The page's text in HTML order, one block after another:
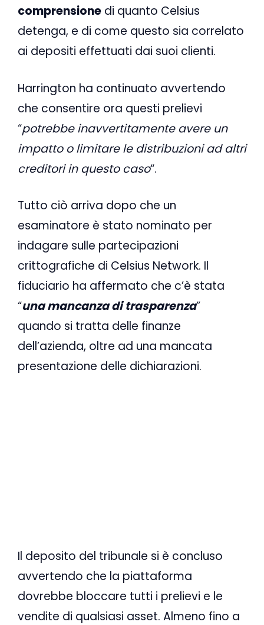
comprensione di quanto Celsius
detenga, e di come questo sia correlato
ai depositi effettuati dai suoi clienti.
Harrington ha continuato avvertendo
che consentire ora questi prelievi
“potrebbe inavvertitamente avere un
impatto o limitare le distribuzioni ad altri
creditori in questo caso“.
Tutto ciò arriva dopo che un
esaminatore è stato nominato per
indagare sulle partecipazioni
crittografiche di Celsius Network. Il
fiduciario ha affermato che c’è stata
“una mancanza di trasparenza”
quando si tratta delle finanze
dell’azienda, oltre ad una mancata
presentazione delle dichiarazioni.
Il deposito del tribunale si è concluso
avvertendo che la piattaforma
dovrebbe bloccare tutti i prelievi e le
vendite di qualsiasi asset. Almeno fino a